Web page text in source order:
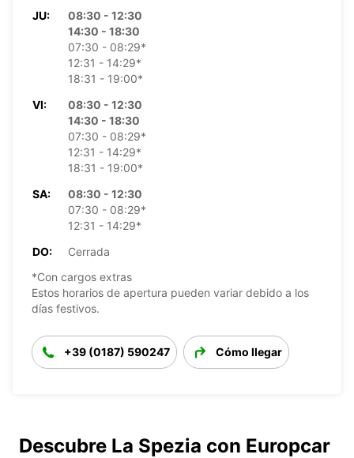
JU:
08:30 - 12:30
14:30 - 18:30
07:30 - 08:29*
12:31 - 14:29*
18:31 - 19:00*
VI:
08:30 - 12:30
14:30 - 18:30
07:30 - 08:29*
12:31 - 14:29*
18:31 - 19:00*
SA:
08:30 - 12:30
07:30 - 08:29*
12:31 - 14:29*
DO:
Cerrada
*Con cargos extras
Estos horarios de apertura pueden variar debido a los
días festivos.
+39 (0187) 590247 Cómo llegar
Descubre La Spezia con Europcar